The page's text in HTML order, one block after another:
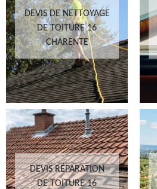
DEVIS DE NETTOYAGE
DE TOITURE 16
CHARENTE
DEVIS RÉPARATION
DE TOITURE 16